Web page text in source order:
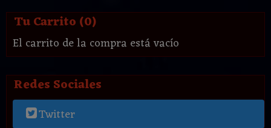
Tu Carrito (0)
El carrito de la compra está vacío
Redes Sociales
Twitter